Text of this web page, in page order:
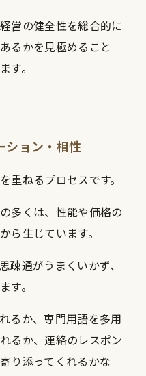
営の健全性を総合的に
るかを見極めること
す。
ション・相性
重ねるプロセスです。
多くは、性能や価格の
から生じています。
疎通がうまくいかず、
す。
るか、専門用語を多用
るか、連絡のレスポン
り添ってくれるかな